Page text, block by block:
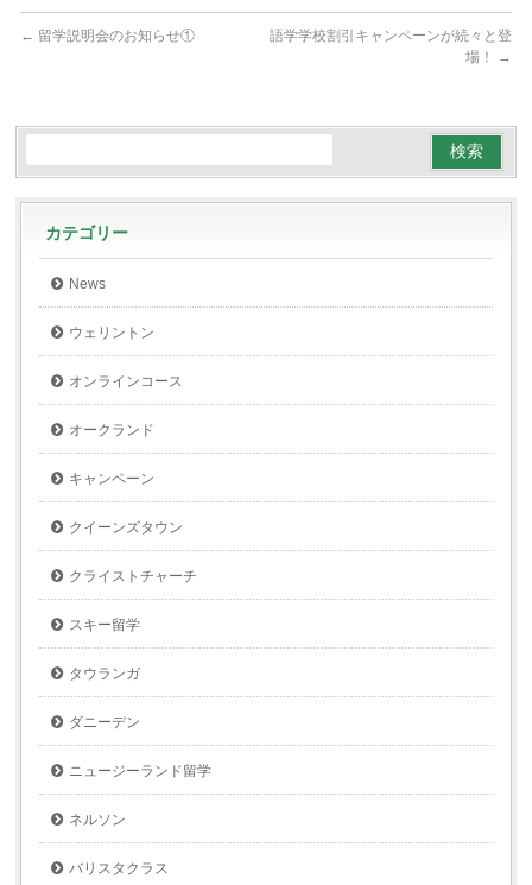
← 留学説明会のお知らせ①
語学学校割引キャンペーンが続々と登
場！
→
カテゴリー
News
ウェリントン
オンラインコース
オークランド
キャンペーン
クイーンズタウン
クライストチャーチ
スキー留学
タウランガ
ダニーデン
ニュージーランド留学
ネルソン
バリスタクラス